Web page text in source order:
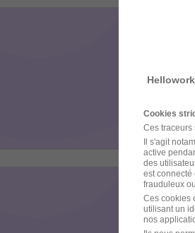
il y a
Cookies
Ces traceurs
Il s'agit
active
des
est connecté
frauduleux
Ces cookies
utilisant un
nos